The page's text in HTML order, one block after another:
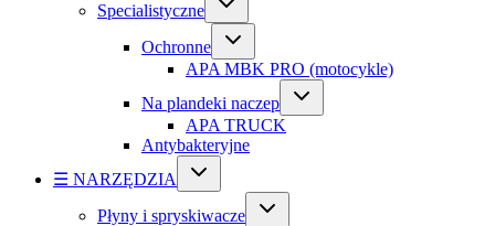
Specialistyczne
Ochronne
APA MBK PRO (motocykle)
Na plandeki naczep
APA TRUCK
Antybakteryjne
☰ NARZĘDZIA
Płyny i spryskiwacze